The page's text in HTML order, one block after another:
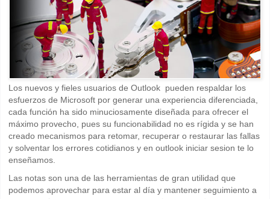
Los nuevos y fieles usuarios de Outlook pueden respaldar los
esfuerzos de Microsoft por generar una experiencia diferenciada,
cada función ha sido minuciosamente diseñada para ofrecer el
máximo provecho, pues su funcionabilidad no es rígida y se han
creado mecanismos para retomar, recuperar o restaurar las fallas
y solventar los errores cotidianos y en outlook iniciar sesion te lo
enseñamos.
Las notas son una de las herramientas de gran utilidad que
podemos aprovechar para estar al día y mantener seguimiento a